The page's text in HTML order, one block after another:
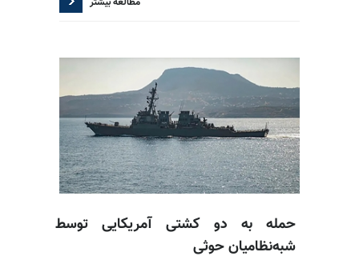
حمله به دو کشتی آمریکایی توسط
شبه‌نظامیان حوثی